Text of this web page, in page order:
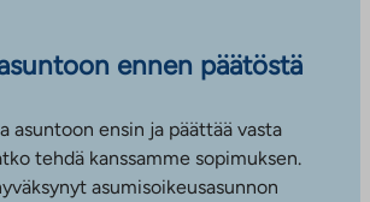
ennen päätöstä
asuntoon ensin ja päättää vasta
tehdä kanssamme sopimuksen.
asumisoikeusasunnon